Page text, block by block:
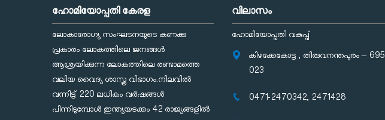
ഹോമിയോപ്പതി കേരള
ലോകാരോഗ്യ സംഘടനയുടെ കണക്കു
പ്രകാരം ലോകത്തിലെ ജനങ്ങള്‍
ആശ്രയിക്കുന്ന ലോകത്തിലെ രണ്ടാമത്തെ
വലിയ വൈദ്യ ശാസ്ത്ര വിഭാഗം.നിലവില്‍
വന്നിട്ട് 220 ലധികം വര്‍ഷങ്ങള്‍
പിന്നിടുമ്പോള്‍ ഇന്ത്യയടക്കം 42 രാജ്യങ്ങളില്‍
വിലാസം
ഹോമിയോപ്പതി വകുപ്പ്
കിഴക്കേകോട്ട , തിരുവനന്തപുരം – 695
023
0471-2470342, 2471428